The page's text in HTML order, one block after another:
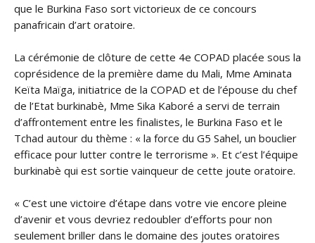
que le Burkina Faso sort victorieux de ce concours
panafricain d’art oratoire.
La cérémonie de clôture de cette 4e COPAD placée sous la
coprésidence de la première dame du Mali, Mme Aminata
Keïta Maïga, initiatrice de la COPAD et de l’épouse du chef
de l’Etat burkinabè, Mme Sika Kaboré a servi de terrain
d’affrontement entre les finalistes, le Burkina Faso et le
Tchad autour du thème : « la force du G5 Sahel, un bouclier
efficace pour lutter contre le terrorisme ». Et c’est l’équipe
burkinabè qui est sortie vainqueur de cette joute oratoire.
« C’est une victoire d’étape dans votre vie encore pleine
d’avenir et vous devriez redoubler d’efforts pour non
seulement briller dans le domaine des joutes oratoires